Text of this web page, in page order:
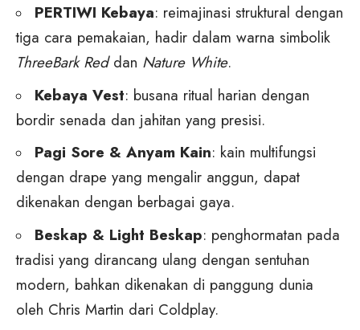
PERTIWI Kebaya: reimajinasi struktural dengan
tiga cara pemakaian, hadir dalam warna simbolik
ThreeBark Reddan Nature White.
Kebaya Vest: busana ritual harian dengan
bordir senada dan jahitan yang presisi.
Pagi Sore & Anyam Kain: kain multifungsi
dengan drape yang mengalir anggun, dapat
dikenakan dengan berbagai gaya.
Beskap & Light Beskap: penghormatan pada
tradisi yang dirancang ulang dengan sentuhan
modern, bahkan dikenakan di panggung dunia
oleh Chris Martin dari Coldplay.